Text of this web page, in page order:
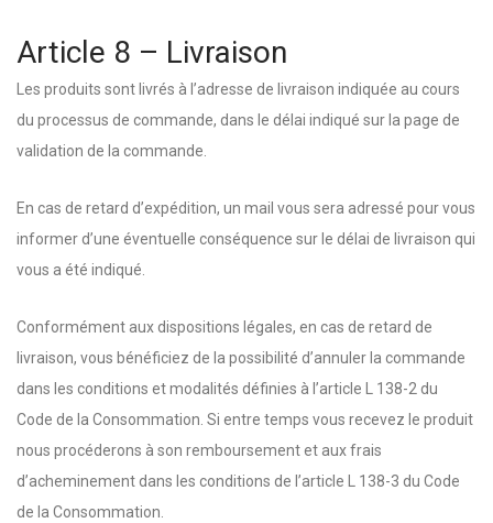
Article 8 – Livraison
Les produits sont livrés à l’adresse de livraison indiquée au cours
du processus de commande, dans le délai indiqué sur la page de
validation de la commande.
En cas de retard d’expédition, un mail vous sera adressé pour vous
informer d’une éventuelle conséquence sur le délai de livraison qui
vous a été indiqué.
Conformément aux dispositions légales, en cas de retard de
livraison, vous bénéficiez de la possibilité d’annuler la commande
dans les conditions et modalités définies à l’article L 138-2 du
Code de la Consommation. Si entre temps vous recevez le produit
nous procéderons à son remboursement et aux frais
d’acheminement dans les conditions de l’article L 138-3 du Code
de la Consommation.